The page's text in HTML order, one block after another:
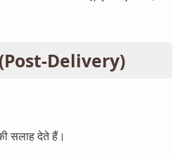
(Post-Delivery)
सलाह देते हैं।